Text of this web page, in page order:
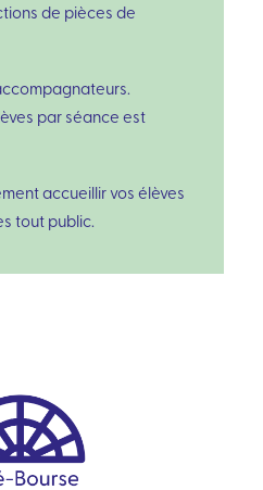
de pièces de
par séance est
accueillir vos élèves
tout public.